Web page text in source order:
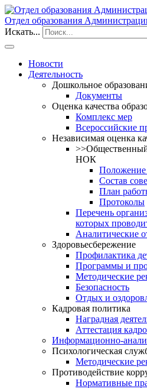
Отдел образования
Искать...
Новости
Деятельность
Дошкольное
Документы
Оценка качества
Комплекс мер
Всероссийские
Независимая оценка
НОК
Положение
Состав
План
Протоколы
Перечень
которых
Аналитические
Здоровьесбережение
Профилактика
Программы и
Методические
Безопасность
Отдых и
Кадровая политика
Наградная
Аттестация
Информационно-
Психологическая
Методические
Противодействие
Нормативные